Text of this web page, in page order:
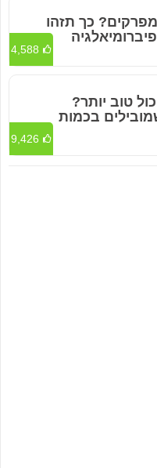
כך תזהו
4,588
טוב יותר?
בכמות
9,426